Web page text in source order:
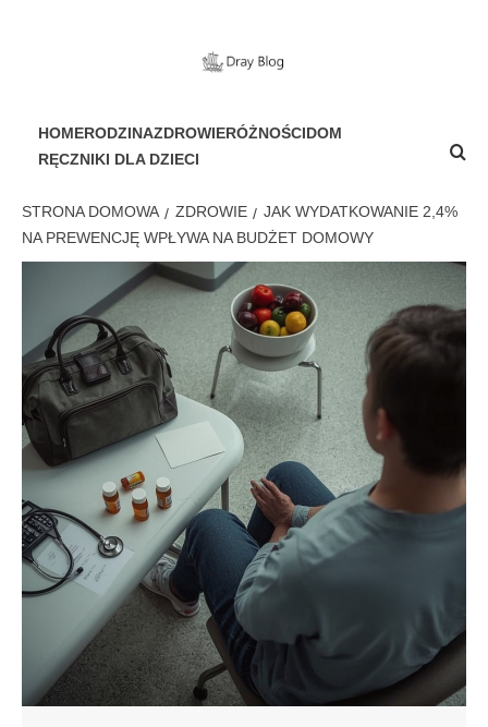
HOMERODZINAZDROWIERÓŻNOŚCIDOM
RĘCZNIKI DLA DZIECI
STRONA DOMOWA ZDROWIE
JAK WYDATKOWANIE 2,4%
NA PREWENCJĘ WPŁYWA NA BUDŻET DOMOWY